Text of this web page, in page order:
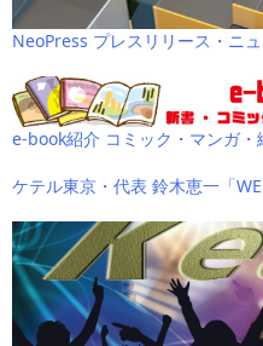
NeoPress プレスリリース・ニ
e-book紹介 コミック・マンガ・
ケテル東京・代表 鈴木恵一「